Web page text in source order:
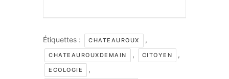
Étiquettes : CHATEAUROUX ,
CHATEAUROUXDEMAIN , CITOYEN ,
ECOLOGIE ,